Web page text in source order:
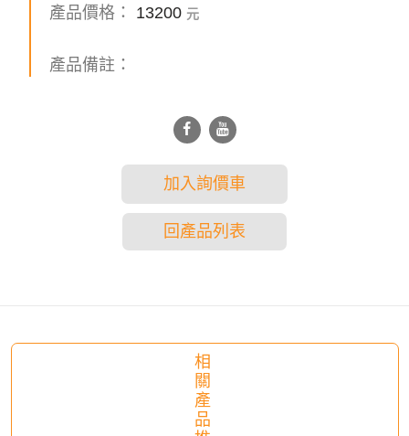
產品價格： 13200 元
產品備註：
加入詢價車
回產品列表
相
關
產
品